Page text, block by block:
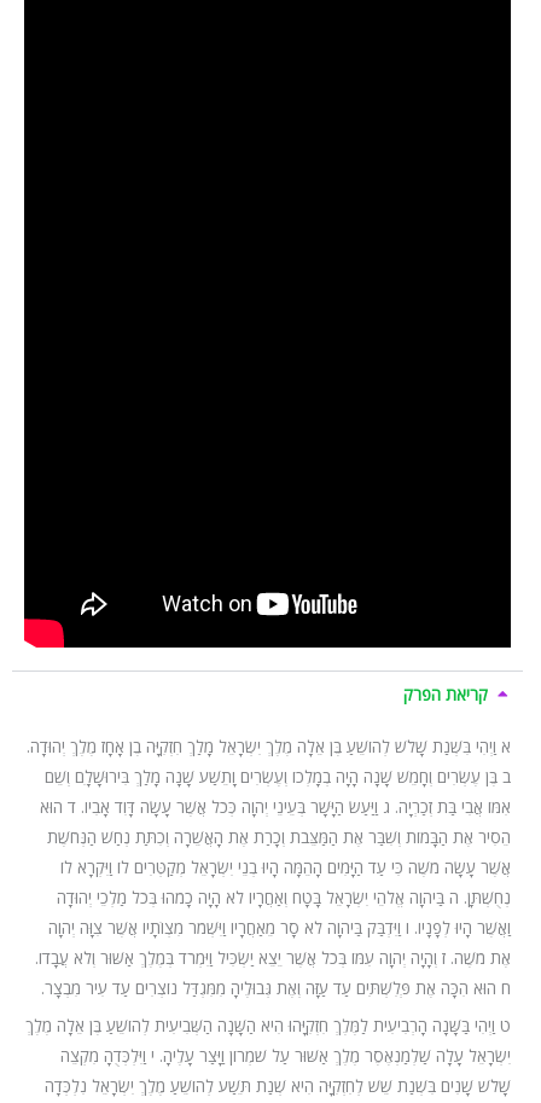
קריאת הפרק
א וַיְהִי בִּשְׁנַת שָׁלֹשׁ לְהוֹשֵׁעַ בֶּן אֵלָה מֶלֶךְ יִשְׂרָאֵל מָלַךְ חִזְקִיָּה בֶן אָחָז מֶלֶךְ יְהוּדָה.
ב בֶּן עֶשְׂרִים וְחָמֵשׁ שָׁנָה הָיָה בְמָלְכוֹ וְעֶשְׂרִים וָתֵשַׁע שָׁנָה מָלַךְ בִּירוּשָׁלָ‍ִם וְשֵׁם
אִמּוֹ אֲבִי בַּת זְכַרְיָה. ג וַיַּעַשׂ הַיָּשָׁר בְּעֵינֵי יְהוָה כְּכֹל אֲשֶׁר עָשָׂה דָּוִד אָבִיו. ד הוּא
הֵסִיר אֶת הַבָּמוֹת וְשִׁבַּר אֶת הַמַּצֵּבֹת וְכָרַת אֶת הָאֲשֵׁרָה וְכִתַּת נְחַשׁ הַנְּחֹשֶׁת
אֲשֶׁר עָשָׂה מֹשֶׁה כִּי עַד הַיָּמִים הָהֵמָּה הָיוּ בְנֵי יִשְׂרָאֵל מְקַטְּרִים לוֹ וַיִּקְרָא לוֹ
נְחֻשְׁתָּן. ה בַּיהוָה אֱלֹהֵי יִשְׂרָאֵל בָּטָח וְאַחֲרָיו לֹא הָיָה כָמֹהוּ בְּכֹל מַלְכֵי יְהוּדָה
וַאֲשֶׁר הָיוּ לְפָנָיו. ו וַיִּדְבַּק בַּיהוָה לֹא סָר מֵאַחֲרָיו וַיִּשְׁמֹר מִצְו‍ֹתָיו אֲשֶׁר צִוָּה יְהוָה
אֶת מֹשֶׁה. ז וְהָיָה יְהוָה עִמּוֹ בְּכֹל אֲשֶׁר יֵצֵא יַשְׂכִּיל וַיִּמְרֹד בְּמֶלֶךְ אַשּׁוּר וְלֹא עֲבָדוֹ.
ח הוּא הִכָּה אֶת פְּלִשְׁתִּים עַד עַזָּה וְאֶת גְּבוּלֶיהָ מִמִּגְדַּל נוֹצְרִים עַד עִיר מִבְצָר.
ט וַיְהִי בַּשָּׁנָה הָרְבִיעִית לַמֶּלֶךְ חִזְקִיָּהוּ הִיא הַשָּׁנָה הַשְּׁבִיעִית לְהוֹשֵׁעַ בֶּן אֵלָה מֶלֶךְ
יִשְׂרָאֵל עָלָה שַׁלְמַנְאֶסֶר מֶלֶךְ אַשּׁוּר עַל שֹׁמְרוֹן וַיָּצַר עָלֶיהָ. י וַיִּלְכְּדֻהָ מִקְצֵה
שָׁלֹשׁ שָׁנִים בִּשְׁנַת שֵׁשׁ לְחִזְקִיָּה הִיא שְׁנַת תֵּשַׁע לְהוֹשֵׁעַ מֶלֶךְ יִשְׂרָאֵל נִלְכְּדָה